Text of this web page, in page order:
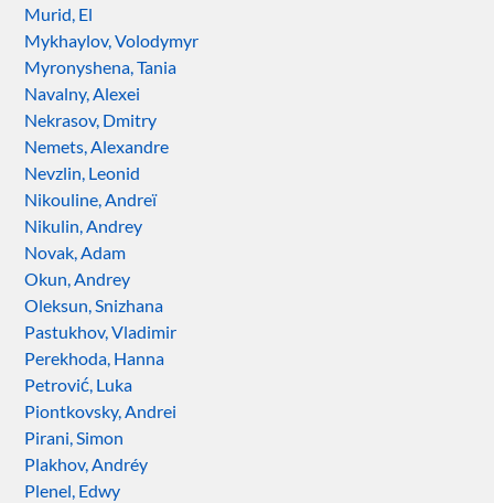
Murid, El
Mykhaylov, Volodymyr
Myronyshena, Tania
Navalny, Alexei
Nekrasov, Dmitry
Nemets, Alexandre
Nevzlin, Leonid
Nikouline, Andreï
Nikulin, Andrey
Novak, Adam
Okun, Andrey
Oleksun, Snizhana
Pastukhov, Vladimir
Perekhoda, Hanna
Petrović, Luka
Piontkovsky, Andrei
Pirani, Simon
Plakhov, Andréy
Plenel, Edwy